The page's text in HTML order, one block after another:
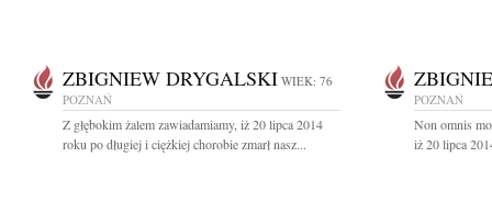
ZBIGNIEW DRYGALSKI WIEK: 76
POZNAŃ
Z głębokim żalem zawiadamiamy, iż 20 lipca 2014
roku po długiej i ciężkiej chorobie zmarł nasz...
POZNAŃ
Non omnis
iż 20 lipca